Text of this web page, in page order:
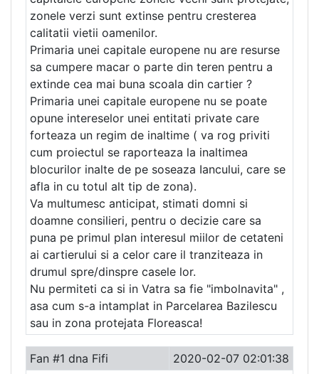
zonele verzi sunt extinse pentru cresterea
calitatii vietii oamenilor.
Primaria unei capitale europene nu are resurse
sa cumpere macar o parte din teren pentru a
extinde cea mai buna scoala din cartier ?
Primaria unei capitale europene nu se poate
opune intereselor unei entitati private care
forteaza un regim de inaltime ( va rog priviti
cum proiectul se raporteaza la inaltimea
blocurilor inalte de pe soseaza Iancului, care se
afla in cu totul alt tip de zona).
Va multumesc anticipat, stimati domni si
doamne consilieri, pentru o decizie care sa
puna pe primul plan interesul miilor de cetateni
ai cartierului si a celor care il tranziteaza in
drumul spre/dinspre casele lor.
Nu permiteti ca si in Vatra sa fie "imbolnavita" ,
asa cum s-a intamplat in Parcelarea Bazilescu
sau in zona protejata Floreasca!
Fan #1 dna Fifi
2020-02-07 02:01:38